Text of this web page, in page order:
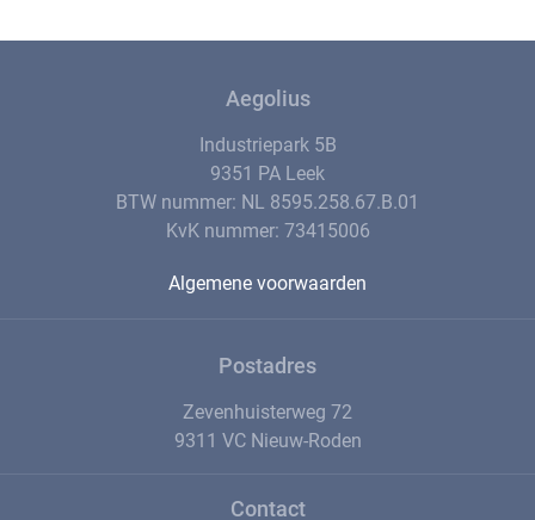
Aegolius
Industriepark 5B
9351 PA Leek
BTW nummer: NL 8595.258.67.B.01
KvK nummer: 73415006
Algemene voorwaarden
Postadres
Zevenhuisterweg 72
9311 VC Nieuw-Roden
Contact